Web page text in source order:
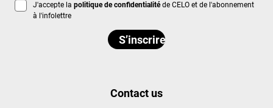
J'accepte la politique de confidentialitéde CELO et de l'abonnement
à l'infolettre
Contact us